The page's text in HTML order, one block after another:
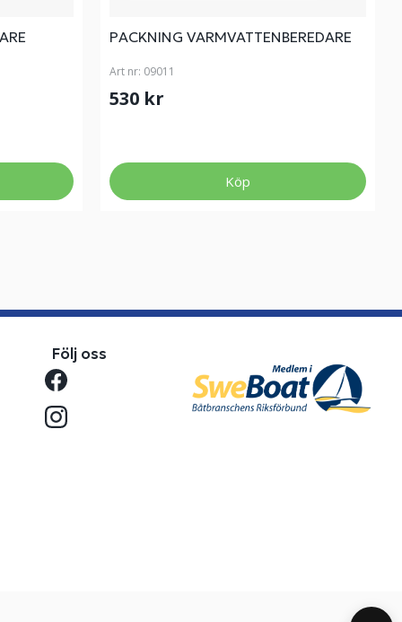
PACKNING VARMVATTENBEREDARE
Art nr: 09011
530 kr
Köp
Följ oss